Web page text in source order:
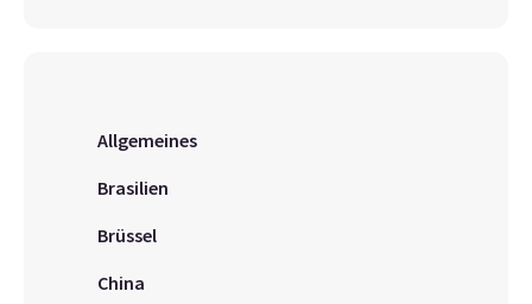
Allgemeines
Brasilien
Brüssel
China